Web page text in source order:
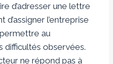
d’adresser une lettre
l’entreprise
au
difficultés observées.
ne répond pas à